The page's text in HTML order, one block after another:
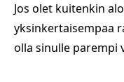
Jos olet kuitenkin
yksinkertaisempaa
olla sinulle parempi